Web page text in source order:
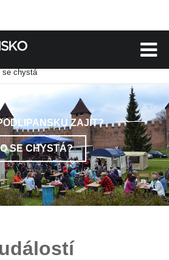
se chystá
ZAJÍT?
SE CHYSTÁ?